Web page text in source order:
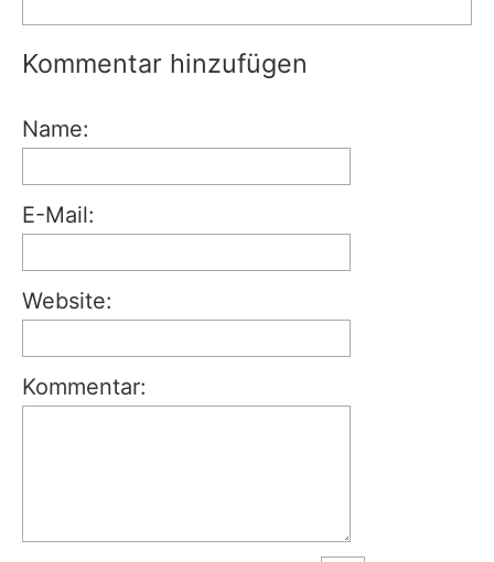
Kommentar hinzufügen
Name:
E-Mail:
Website:
Kommentar: